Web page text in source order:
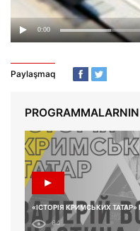
Paylaşmaq
«ІСТОРІЯ КРИМСЬКИХ ТАТАР»
64